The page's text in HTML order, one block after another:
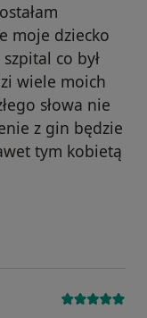
moje dziecko
co był
wiele moich
słowa nie
z gin będzie
tym kobietą
zostało usunięte